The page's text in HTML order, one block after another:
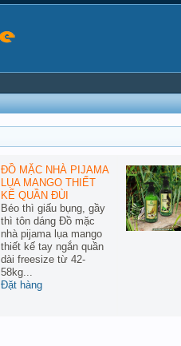
ĐỒ MẶC NHÀ PIJAMA
LỤA MANGO THIẾT
KẾ QUẦN ĐÙI
Béo thì giấu bụng, gầy
thì tôn dáng Đồ mặc
nhà pijama lụa mango
thiết kế tay ngắn quần
dài freesize từ 42-
58kg...
Đặt hàng